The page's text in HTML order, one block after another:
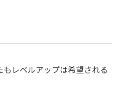
レベルアップは希望される